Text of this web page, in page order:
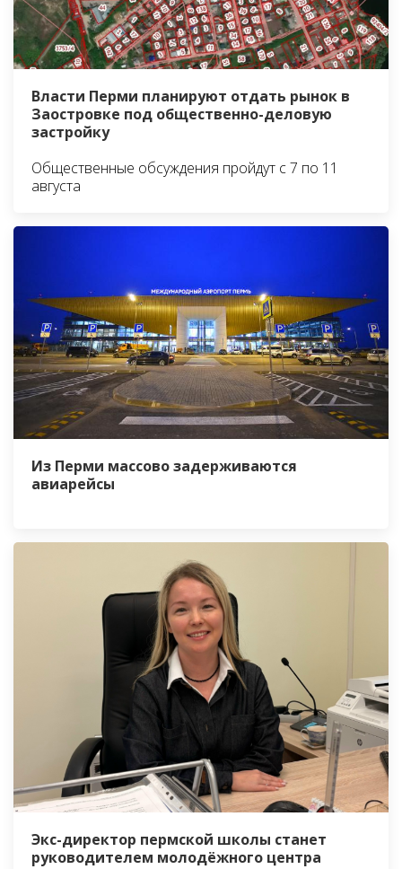
Власти Перми планируют отдать рынок в
Заостровке под общественно-деловую
застройку
Общественные обсуждения пройдут с 7 по 11
августа
Из Перми массово задерживаются
авиарейсы
Экс-директор пермской школы станет
руководителем молодёжного центра